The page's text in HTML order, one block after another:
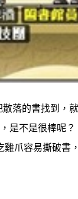
落的書找到，
是不是很棒呢？
爪容易撕破書